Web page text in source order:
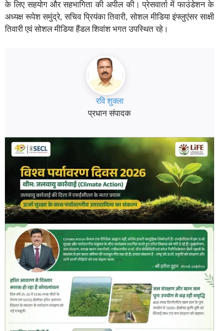
के लिए सहयोग और सहभागिता की अपील की। प्रेसवार्ता में फाउंडेशन के
अध्यक्ष रूपेश समुंद्रे, सचिव प्रियंका तिवारी, सोशल मीडिया इंफ्लुएंसर साक्षी
तिवारी एवं सोशल मीडिया हैंडल शिवांश भगत उपस्थित रहे।
रवि शुक्ला
प्रधान संपादक